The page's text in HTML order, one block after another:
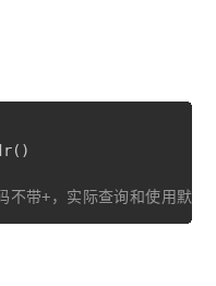
( )
不带+，实际查询和使用默认